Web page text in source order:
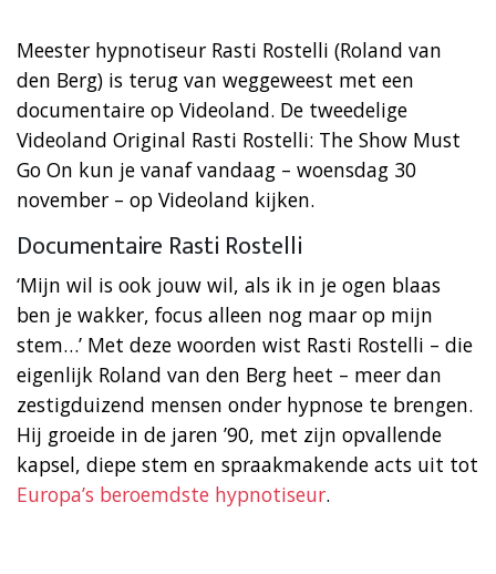
Meester hypnotiseur Rasti Rostelli (Roland van
den Berg) is terug van weggeweest met een
documentaire op Videoland. De tweedelige
Videoland Original Rasti Rostelli: The Show Must
Go On kun je vanaf vandaag – woensdag 30
november – op Videoland kijken.
Documentaire Rasti Rostelli
‘Mijn wil is ook jouw wil, als ik in je ogen blaas
ben je wakker, focus alleen nog maar op mijn
stem…’ Met deze woorden wist Rasti Rostelli – die
eigenlijk Roland van den Berg heet – meer dan
zestigduizend mensen onder hypnose te brengen.
Hij groeide in de jaren ’90, met zijn opvallende
kapsel, diepe stem en spraakmakende acts uit tot
Europa’s beroemdste hypnotiseur.